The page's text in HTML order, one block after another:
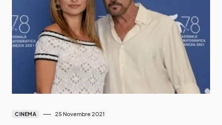
CINEMA 25 Novembre 2021